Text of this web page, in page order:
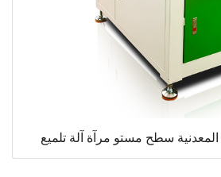
المعدنية سطح مستو مرآة آلة تلميع